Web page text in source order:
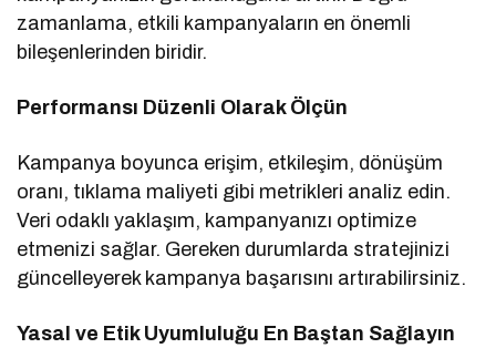
zamanlama, etkili kampanyaların en önemli
bileşenlerinden biridir.
Performansı Düzenli Olarak Ölçün
Kampanya boyunca erişim, etkileşim, dönüşüm
oranı, tıklama maliyeti gibi metrikleri analiz edin.
Veri odaklı yaklaşım, kampanyanızı optimize
etmenizi sağlar. Gereken durumlarda stratejinizi
güncelleyerek kampanya başarısını artırabilirsiniz.
Yasal ve Etik Uyumluluğu En Baştan Sağlayın